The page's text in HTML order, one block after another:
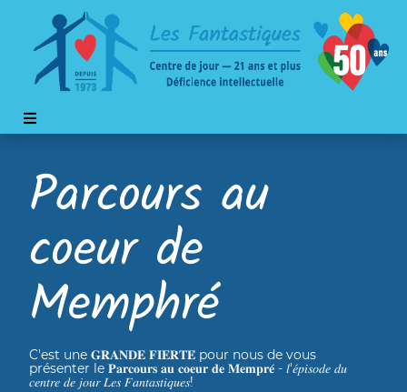
Parcours au
coeur de
Memphré
C'est une 𝐆𝐑𝐀𝐍𝐃𝐄 𝐅𝐈𝐄𝐑𝐓𝐄́ pour nous de vous
présenter le 𝐏𝐚𝐫𝐜𝐨𝐮𝐫𝐬 𝐚𝐮 𝐜𝐨𝐞𝐮𝐫 𝐝𝐞 𝐌𝐞𝐦𝐩𝐫𝐞́ - 𝑙'𝑒́𝑝𝑖𝑠𝑜𝑑𝑒 𝑑𝑢
𝑐𝑒𝑛𝑡𝑟𝑒 𝑑𝑒 𝑗𝑜𝑢𝑟 𝐿𝑒𝑠 𝐹𝑎𝑛𝑡𝑎𝑠𝑡𝑖𝑞𝑢𝑒𝑠!